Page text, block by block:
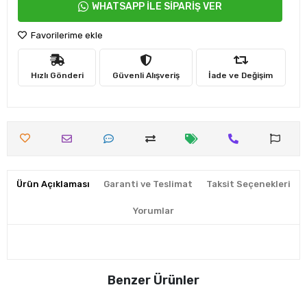
WHATSAPP İLE SİPARİŞ VER
Favorilerime ekle
Hızlı Gönderi Güvenli Alışveriş İade ve Değişim
Ürün Açıklaması Garanti ve Teslimat Taksit Seçenekleri
Yorumlar
Benzer Ürünler